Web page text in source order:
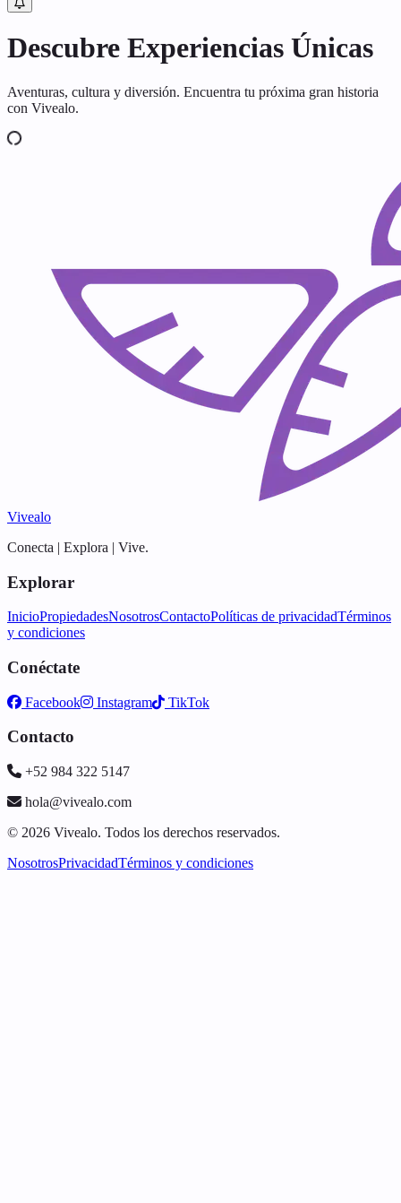
Descubre Experiencias Únicas
Aventuras, cultura y diversión. Encuentra tu próxima gran historia
con Vivealo.
Vivealo
Conecta | Explora | Vive.
Explorar
InicioPropiedadesNosotrosContactoPolíticas de privacidadTérminos
y condiciones
Conéctate
Facebook Instagram TikTok
Contacto
+52 984 322 5147
hola@vivealo.com
© 2026 Vivealo. Todos los derechos reservados.
NosotrosPrivacidadTérminos y condiciones